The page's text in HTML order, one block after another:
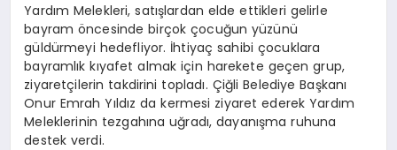
Yardım Melekleri, satışlardan elde ettikleri gelirle
bayram öncesinde birçok çocuğun yüzünü
güldürmeyi hedefliyor. İhtiyaç sahibi çocuklara
bayramlık kıyafet almak için harekete geçen grup,
ziyaretçilerin takdirini topladı. Çiğli Belediye Başkanı
Onur Emrah Yıldız da kermesi ziyaret ederek Yardım
Meleklerinin tezgahına uğradı, dayanışma ruhuna
destek verdi.